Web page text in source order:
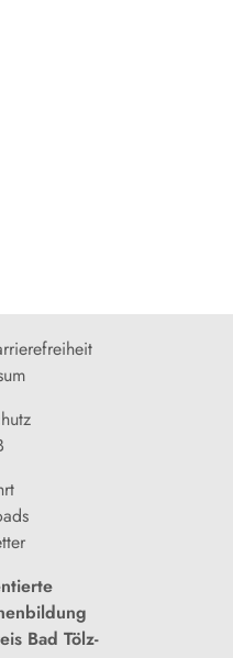
Bad Tölz-